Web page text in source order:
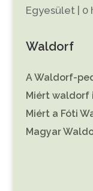
Egyesület| 0
Waldorf
A Waldorf-
Miért waldorf
Miért a Fóti
Magyar